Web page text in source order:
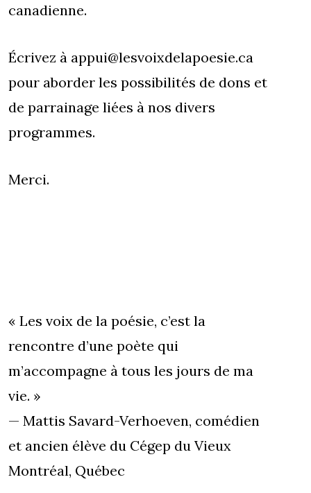
canadienne.
Écrivez à appui@lesvoixdelapoesie.ca
pour aborder les possibilités de dons et
de parrainage liées à nos divers
programmes.
Merci.
« Les voix de la poésie, c’est la
rencontre d’une poète qui
m’accompagne à tous les jours de ma
vie. »
— Mattis Savard-Verhoeven, comédien
et ancien élève du Cégep du Vieux
Montréal, Québec